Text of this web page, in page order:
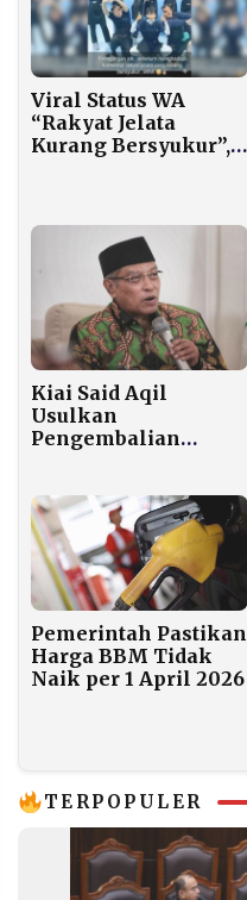
Viral Status WA
“Rakyat Jelata
Kurang Bersyukur”,
Kiai Said Aqil
Usulkan
Pengembalian
untuk Akhiri Konflik
Pemerintah Pastikan
Harga BBM Tidak
Naik per 1 April 2026
TERPOPULER